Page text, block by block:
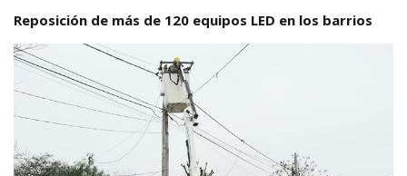
Reposición de más de 120 equipos LED en los barrios